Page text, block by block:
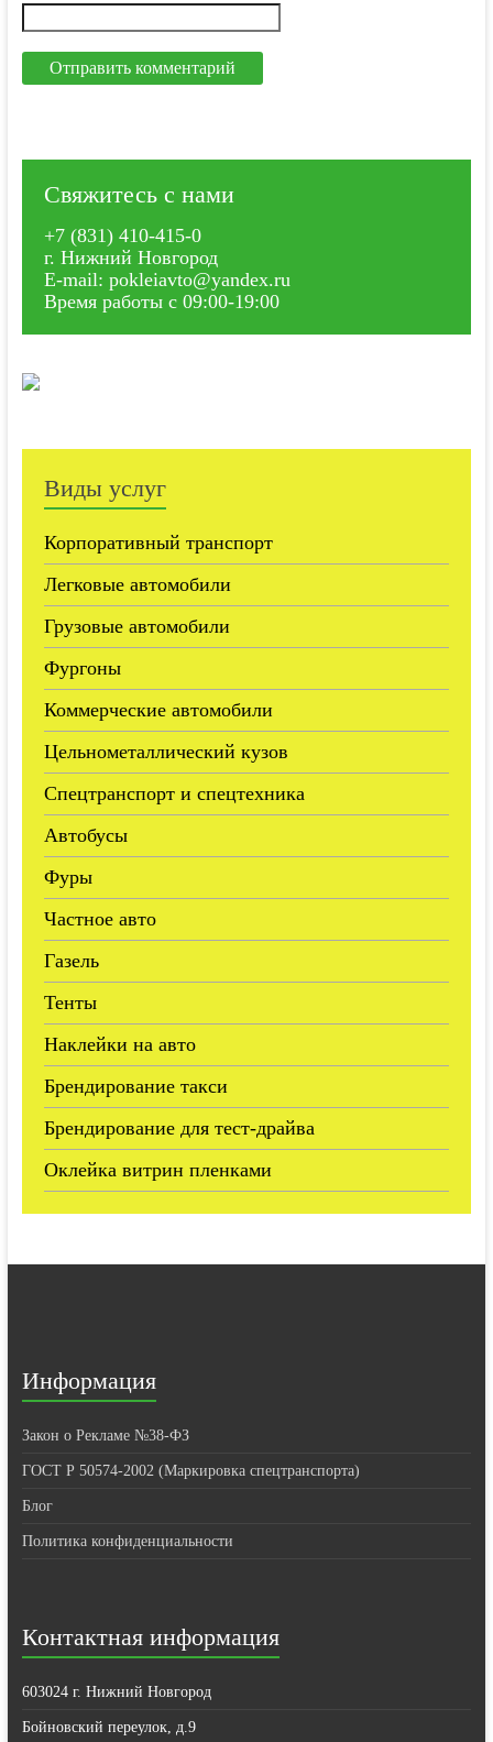
Свяжитесь с нами
+7 (831) 410-415-0
г. Нижний Новгород
E-mail: pokleiavto@yandex.ru
Время работы с 09:00-19:00
Виды услуг
Корпоративный транспорт
Легковые автомобили
Грузовые автомобили
Фургоны
Коммерческие автомобили
Цельнометаллический кузов
Спецтранспорт и спецтехника
Автобусы
Фуры
Частное авто
Газель
Тенты
Наклейки на авто
Брендирование такси
Брендирование для тест-драйва
Оклейка витрин пленками
Информация
Закон о Рекламе №38-ФЗ
ГОСТ Р 50574-2002 (Маркировка спецтранспорта)
Блог
Политика конфиденциальности
Контактная информация
603024 г. Нижний Новгород
Бойновский переулок, д.9